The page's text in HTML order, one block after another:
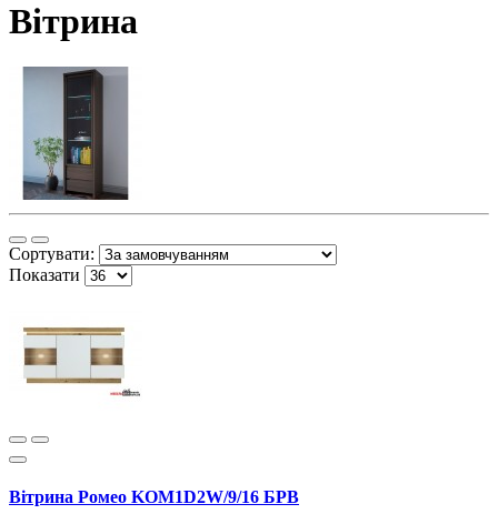
Вітрина
Сортувати:
Показати
Вітрина Ромео KOM1D2W/9/16 БРВ